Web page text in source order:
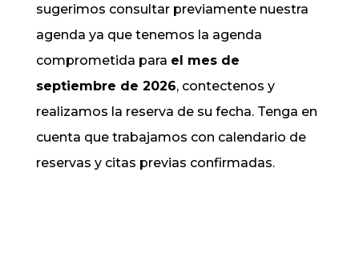
sugerimos consultar previamente nuestra
agenda ya que tenemos la agenda
comprometida para el mes de
septiembre de 2026, contectenos y
realizamos la reserva de su fecha. Tenga en
cuenta que trabajamos con calendario de
reservas y citas previas confirmadas.